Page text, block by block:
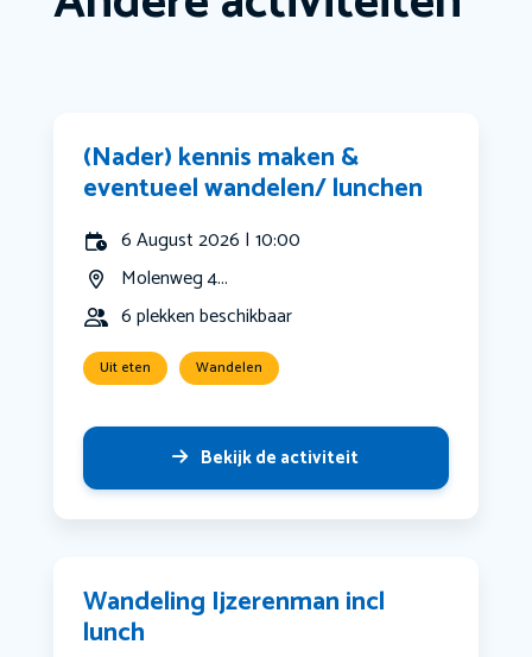
(Nader) kennis maken &
eventueel wandelen/ lunchen
6 August 2026 | 10:00
Molenweg 4...
6 plekken beschikbaar
Uit eten Wandelen
Bekijk de activiteit
Wandeling Ijzerenman incl
lunch